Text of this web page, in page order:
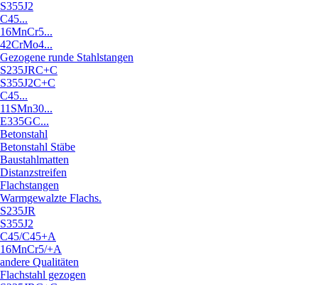
S355J2
C45...
16MnCr5...
42CrMo4...
Gezogene runde Stahlstangen
S235JRC+C
S355J2C+C
C45...
11SMn30...
E335GC...
Betonstahl
Betonstahl Stäbe
Baustahlmatten
Distanzstreifen
Flachstangen
Warmgewalzte Flachs.
S235JR
S355J2
C45/C45+A
16MnCr5/+A
andere Qualitäten
Flachstahl gezogen